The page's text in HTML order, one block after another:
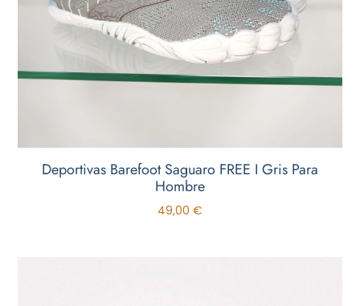
Deportivas Barefoot Saguaro FREE I Gris Para
Hombre
49,00 €